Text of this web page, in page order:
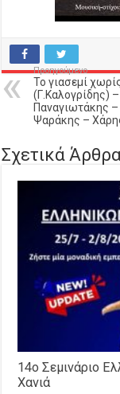
Προηγούμενο
Το γιασεμί
(Γ.Καλογρίδης)
Παναγιωτάκης –
Ψαράκης –
Σχετικά
14o Σεμινάριο
Χανιά